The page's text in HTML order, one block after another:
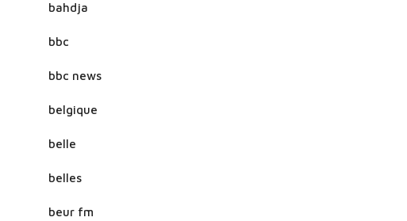
bahdja
bbc
bbc news
belgique
belle
belles
beur fm